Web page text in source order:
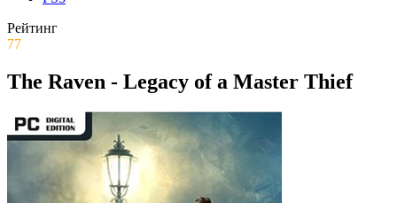
Рейтинг
77
The Raven - Legacy of a Master Thief